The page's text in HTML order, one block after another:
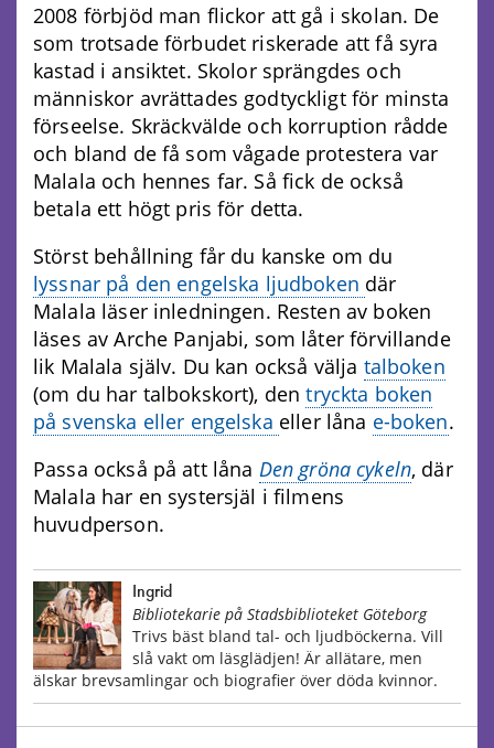
2008 förbjöd man flickor att gå i skolan. De
som trotsade förbudet riskerade att få syra
kastad i ansiktet. Skolor sprängdes och
människor avrättades godtyckligt för minsta
förseelse. Skräckvälde och korruption rådde
och bland de få som vågade protestera var
Malala och hennes far. Så fick de också
betala ett högt pris för detta.
Störst behållning får du kanske om du
lyssnar på den engelska ljudboken där
Malala läser inledningen. Resten av boken
läses av Arche Panjabi, som låter förvillande
lik Malala själv. Du kan också välja talboken
(om du har talbokskort), dentryckta boken
på svenska eller engelska eller låna e-boken.
Passa också på att låna Den gröna cykeln, där
Malala har en systersjäl i filmens
huvudperson.
Ingrid
Bibliotekarie på Stadsbiblioteket Göteborg
Trivs bäst bland tal- och ljudböckerna. Vill
slå vakt om läsglädjen! Är allätare, men
älskar brevsamlingar och biografier över döda kvinnor.